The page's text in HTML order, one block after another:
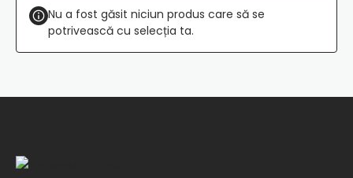
Nu a fost găsit niciun produs care să se
potrivească cu selecția ta.